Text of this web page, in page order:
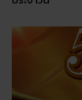
5 กิจกรรเสริม